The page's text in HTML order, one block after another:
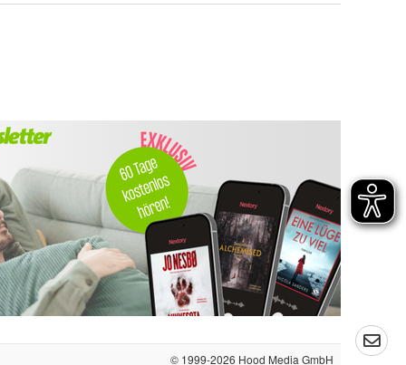
© 1999-2026 Hood Media GmbH